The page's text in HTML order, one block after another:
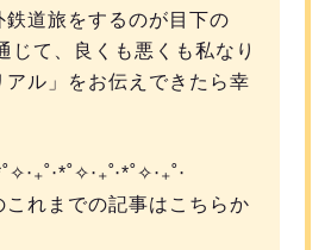
鉄道旅をするのが目下の
じて、良くも悪くも私なり
アル」をお伝えできたら幸
これまでの記事はこちらか